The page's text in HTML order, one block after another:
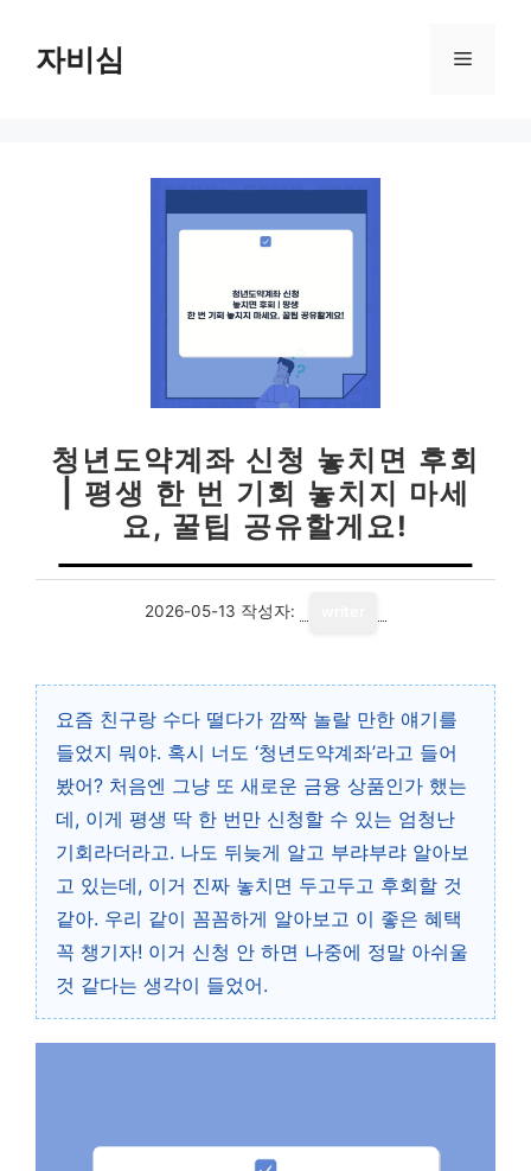
자비심 메
청년도약계좌 신청 놓치면 후회
| 평생 한 번 기회 놓치지 마세
요, 꿀팁 공유할게요!
2026-05-13 작성자:
요즘 친구랑 수다 떨다가 깜짝 놀랄 만한 얘기를
들었지 뭐야. 혹시 너도 ‘청년도약계좌’라고 들어
봤어? 처음엔 그냥 또 새로운 금융 상품인가 했는
데, 이게 평생 딱 한 번만 신청할 수 있는 엄청난
기회라더라고. 나도 뒤늦게 알고 부랴부랴 알아보
고 있는데, 이거 진짜 놓치면 두고두고 후회할 것
같아. 우리 같이 꼼꼼하게 알아보고 이 좋은 혜택
꼭 챙기자! 이거 신청 안 하면 나중에 정말 아쉬울
것 같다는 생각이 들었어.